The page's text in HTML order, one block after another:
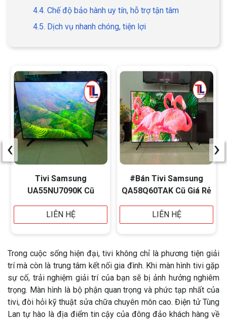
4.4. Chế độ bảo hành uy tín, hỗ trợ tận tâm
4.5. Dịch vụ nhanh chóng, tiện lợi
Tivi Samsung
UA55NU7090K Cũ
LIÊN HỆ
#Bán Tivi Samsung
QA58Q60TAK Cũ Giá Rẻ
LIÊN HỆ
‹ ›
Trong cuộc sống hiện đại, tivi không chỉ là phương tiện giải
trí mà còn là trung tâm kết nối gia đình. Khi màn hình tivi gặp
sự cố, trải nghiệm giải trí của bạn sẽ bị ảnh hưởng nghiêm
trọng. Màn hình là bộ phận quan trọng và phức tạp nhất của
tivi, đòi hỏi kỹ thuật sửa chữa chuyên môn cao. Điện tử Tùng
Lan tự hào là địa điểm tin cậy của đông đảo khách hàng về